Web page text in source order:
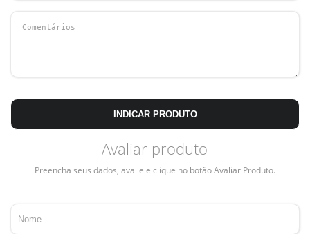
INDICAR PRODUTO
Avaliar produto
Preencha seus dados, avalie e clique no botão Avaliar Produto.